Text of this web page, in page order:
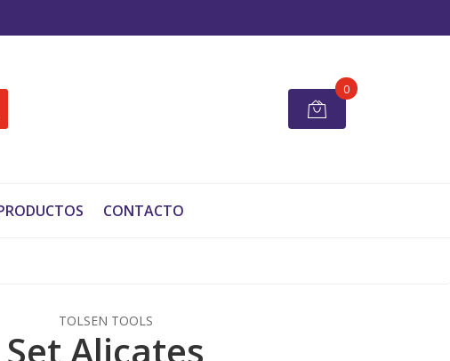
0
CONTACTO
TOLSEN TOOLS
Set Alicates